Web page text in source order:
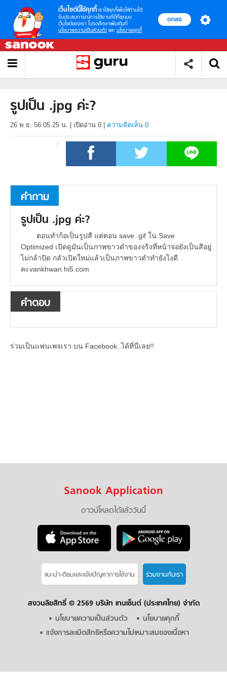
เว็บไซต์นี้ใช้คุกกี้ เราใช้คุกกี้เพื่อให้ท่านได้
รับประสบการณ์การใช้งานที่ดีที่สุดบน
เว็บไซต์ของเรา โปรดศึกษาเพิ่มเติมที่
นโยบายความเป็นส่วนตัว และ นโยบายคุกกี้
ตกลง
รูปเป็น .jpg ค่ะ?
26 พ.ย. 56 05.25 น. เปิดอ่าน 0 ความคิดเห็น 0
คำถาม
รูปเป็น .jpg ค่ะ?
ตอนทำก้อเป็นรูปสี แต่ตอน save .gif ใน Save
Optimized เปิดดูมันเป็นภาพขาวดำของจริงที่หน้าจอยังเป็นสีอยู่
ไม่กล้าปิด กลัวเปิดใหม่แล้วเป็นภาพขาวดำทำยังไงดี
คะvankhwan.hi5.com
คำตอบ
ร่วมเป็นแฟนเพจเรา บน Facebook..ได้ที่นี่เลย!!
Sanook Application
ดาวน์โหลดได้แล้ววันนี้
แนะนำ-ติชมเเละแจ้งปัญหาการใช้งาน ร่วมงานกับเรา
สงวนลิขสิทธิ์ © 2569 บริษัท เทนเซ็นต์ (ประเทศไทย) จำกัด
นโยบายความเป็นส่วนตัว
นโยบายคุกกี้
แจ้งการละเมิดสิทธิหรือความไม่เหมาะสมของเนื้อหา